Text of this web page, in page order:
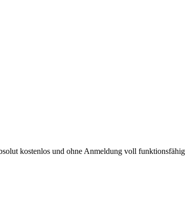
kostenlos und ohne Anmeldung voll